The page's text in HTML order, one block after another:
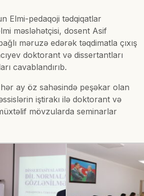
Elmi-pedaqoji tədqiqatlar
məsləhətçisi, dosent Asif
məruzə edərək təqdimatla çıxış
doktorant və dissertantları
cavablandırıb.
ay öz sahəsində peşəkar olan
iştirakı ilə doktorant və
mövzularda seminarlar